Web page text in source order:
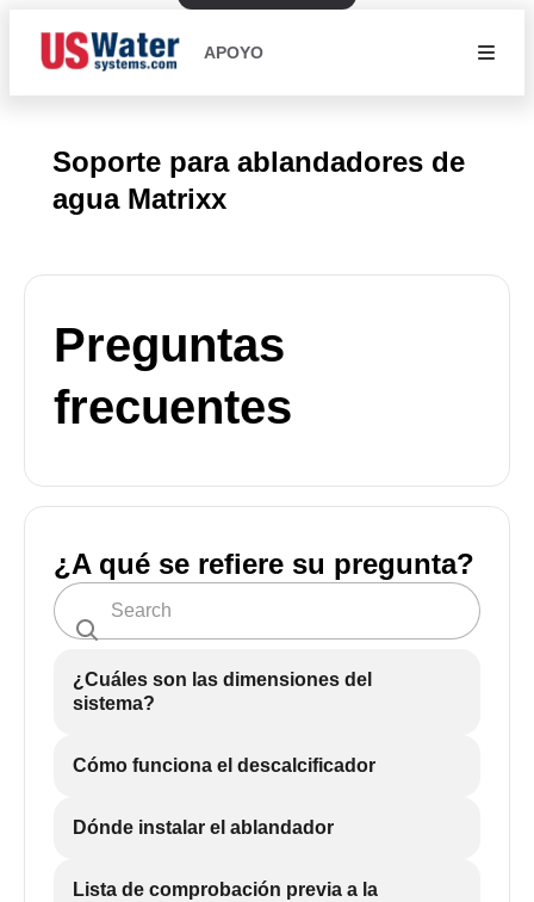
APOYO
Soporte para ablandadores de
agua Matrixx
Preguntas
frecuentes
¿A qué se refiere su pregunta?
¿Cuáles son las dimensiones del
sistema?
Cómo funciona el descalcificador
Dónde instalar el ablandador
Lista de comprobación previa a la